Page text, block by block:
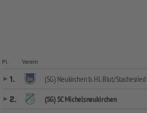
Pl. Verein
1. (SG) Neukirchen b. Hl. Blut/Stachesried
2.
(SG) SC Michelsneukirchen